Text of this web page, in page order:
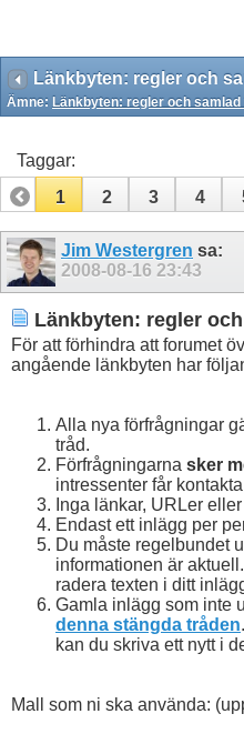
Länkbyten: regler och
Ämne: Länkbyten: regler och samlad
Taggar:
1
2 3 4
Jim Westergren sa:
2008-08-16 23:43
Länkbyten: regler
För att förhindra att forumet
angående länkbyten har
Alla nya förfrågningar
tråd.
Förfrågningarna sker
intressenter får
Inga länkar, URLer
Endast ett inlägg per
Du måste regelbundet
informationen är
radera texten i ditt
Gamla inlägg som inte
denna stängda tråden.
kan du skriva ett nytt i
Mall som ni ska använda: